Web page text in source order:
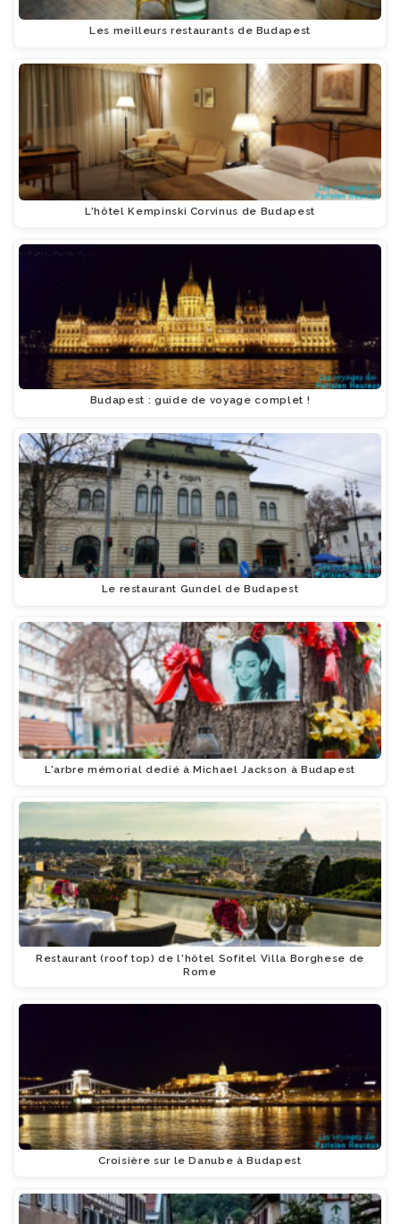
Les meilleurs restaurants de Budapest
L'hôtel Kempinski Corvinus de Budapest
Budapest : guide de voyage complet !
Le restaurant Gundel de Budapest
L'arbre mémorial dedié à Michael Jackson à Budapest
Restaurant (roof top) de l'hôtel Sofitel Villa Borghese de
Rome
Croisière sur le Danube à Budapest